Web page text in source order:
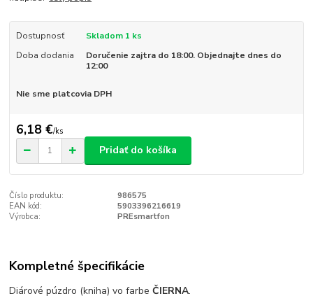
Dostupnosť
Skladom 1 ks
Doba dodania
Doručenie zajtra do 18:00. Objednajte dnes do
12:00
Nie sme platcovia DPH
6,18 €/ks
Pridať do košíka
Číslo produktu:
986575
EAN kód:
5903396216619
Výrobca:
PREsmartfon
Kompletné špecifikácie
Diárové púzdro (kniha) vo farbe ČIERNA.